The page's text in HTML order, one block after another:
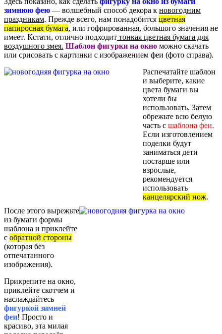
зимнюю фею — волшебный способ декора к новогодним
праздникам. Прежде всего, нам понадобится цветная
папиросная бумага, или гофрированная, большого значения не
имеет. Кстати, отлично подходит тонкая цветная бумага для
воздушного змея. Шаблон фигурки на окно можно скачать
или срисовать с картинки с изображением феи (фото справа).
Распечатайте шаблон
и выберите, какие
цвета бумаги вы
хотели бы
использовать. Затем
обрежьте всю белую
часть с шаблона феи.
Если изготовлением
поделки будут
заниматься дети
постарше или
взрослые,
рекомендуется
использовать
канцелярский нож.
После этого вырежьте
из бумаги формы
шаблона и приклейте
с обратной стороны
(которая без
отпечатанного
изображения).
Прикрепите на окно,
приклейте скотчем и
наслаждайтесь
фигуркой зимней
феи! Просто и
красиво, эта милая